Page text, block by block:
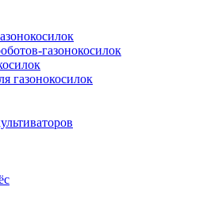
газонокосилок
газонокосилок